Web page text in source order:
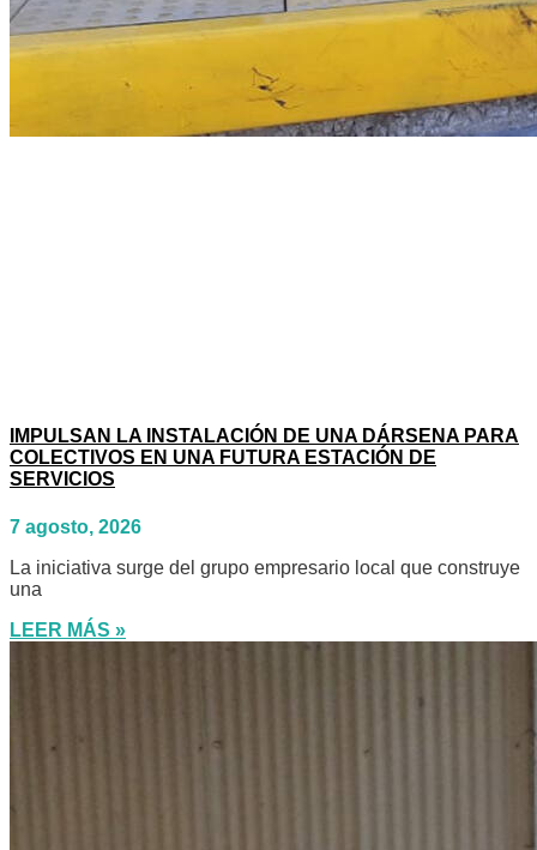
IMPULSAN LA INSTALACIÓN DE UNA DÁRSENA PARA
COLECTIVOS EN UNA FUTURA ESTACIÓN DE
SERVICIOS
7 agosto, 2026
La iniciativa surge del grupo empresario local que construye
una
LEER MÁS »